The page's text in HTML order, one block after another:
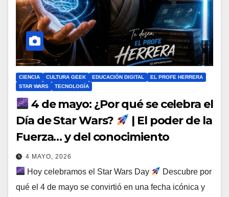
CIENCIA CULTURA GEEK EDUCACIÓN DIGITAL
EL PROFE HERRERA
STAR WARS
TECNOLOGÍA
4 de mayo: ¿Por qué se celebra el
Día de Star Wars?
| El poder de la
Fuerza… y del conocimiento
4 MAYO, 2026
Hoy celebramos el Star Wars Day
Descubre por
qué el 4 de mayo se convirtió en una fecha icónica y